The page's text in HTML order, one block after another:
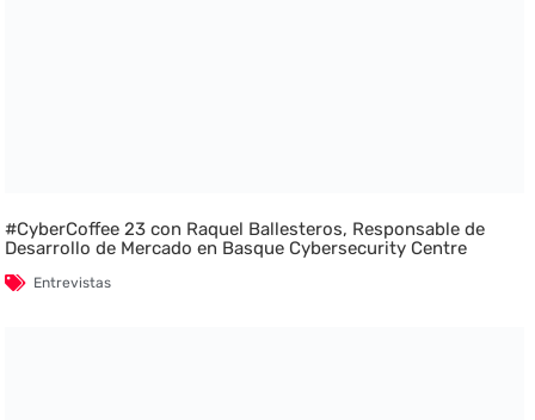
#CyberCoffee 23 con Raquel Ballesteros, Responsable de
Desarrollo de Mercado en Basque Cybersecurity Centre
Entrevistas